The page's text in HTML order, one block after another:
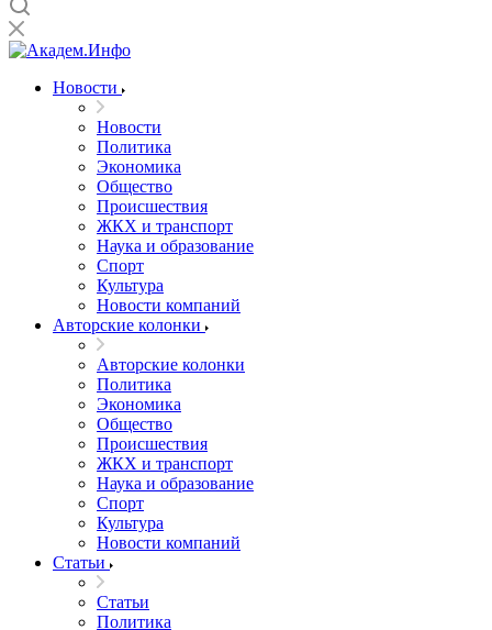
Новости
Новости
Политика
Экономика
Общество
Происшествия
ЖКХ и транспорт
Наука и образование
Спорт
Культура
Новости компаний
Авторские колонки
Авторские колонки
Политика
Экономика
Общество
Происшествия
ЖКХ и транспорт
Наука и образование
Спорт
Культура
Новости компаний
Статьи
Статьи
Политика